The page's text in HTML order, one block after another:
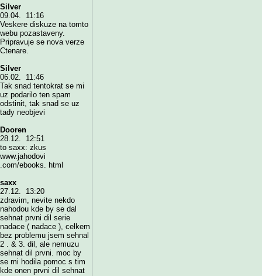
Silver
09.04. 11:16
Veskere diskuze na tomto
webu pozastaveny.
Pripravuje se nova verze
Ctenare.
Silver
06.02. 11:46
Tak snad tentokrat se mi
uz podarilo ten spam
odstinit, tak snad se uz
tady neobjevi
Dooren
28.12. 12:51
to saxx: zkus
www.jahodovi
.com/ebooks. html
saxx
27.12. 13:20
zdravim, nevite nekdo
nahodou kde by se dal
sehnat prvni dil serie
nadace ( nadace ), celkem
bez problemu jsem sehnal
2 . & 3. dil, ale nemuzu
sehnat dil prvni. moc by
se mi hodila pomoc s tim
kde onen prvni dil sehnat